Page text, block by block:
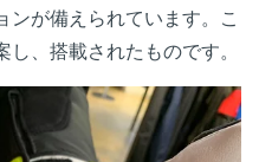
ンが備えられています。こ
、搭載されたものです。